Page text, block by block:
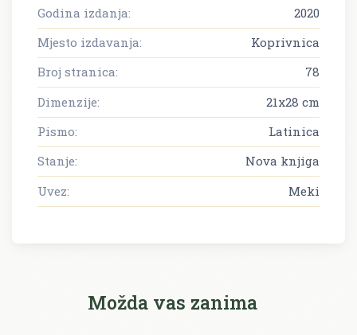
Godina izdanja:
2020
Mjesto izdavanja:
Koprivnica
Broj stranica:
78
Dimenzije:
21x28 cm
Pismo:
Latinica
Stanje:
Nova knjiga
Uvez:
Meki
Možda vas zanima